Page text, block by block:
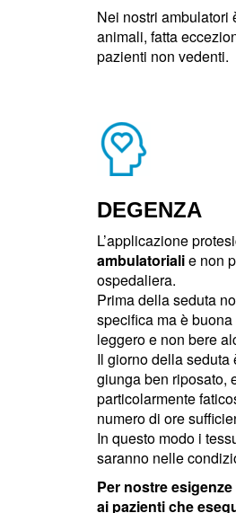
Nei nostri ambulatori
animali, fatta
pazienti non vedenti.
DEGENZA
L’applicazione
ambulatorialie non
ospedaliera.
Prima della seduta
specifica ma è
leggero e non bere
Il giorno della
giunga ben riposato,
particolarmente
numero di ore
In questo modo i
saranno nelle
Per nostre
ai pazienti che